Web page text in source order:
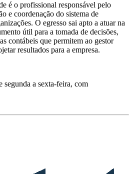
é o profissional responsável pelo
e coordenação do sistema de
O egresso sai apto a atuar na
útil para a tomada de decisões,
contábeis que permitem ao gestor
resultados para a empresa.
a sexta-feira, com